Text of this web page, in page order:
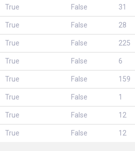
True False 31
True False 28
True False 225
True False 6
True False 159
True False 1
True False 12
True False 12